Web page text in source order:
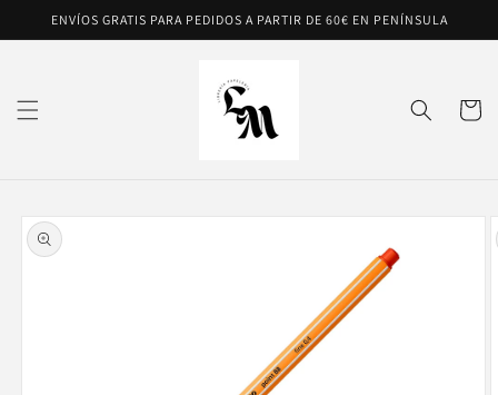
directamente
al contenido
ENVÍOS GRATIS PARA PEDIDOS A PARTIR DE 60€ EN PENÍNSULA
Carrito
directamente
a la
información